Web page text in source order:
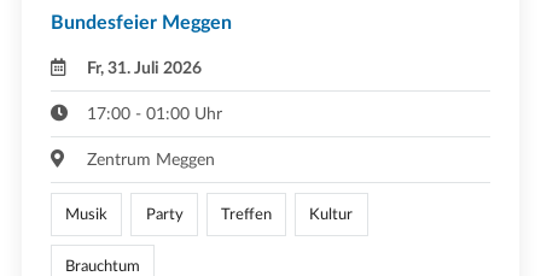
Bundesfeier Meggen
Fr, 31. Juli 2026
17:00 - 01:00 Uhr
Zentrum Meggen
Musik Party Treffen Kultur
Brauchtum